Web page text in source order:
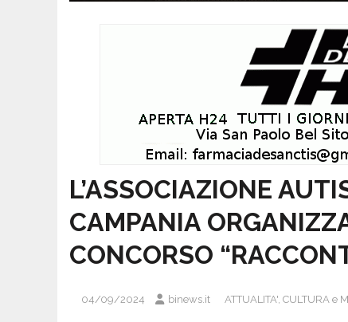
L’ASSOCIAZIONE
CAMPANIA
CONCORSO
04/09/2024 binews.it ATTUALITA', CULTURA e